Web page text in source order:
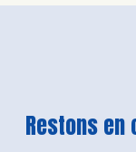
Restons